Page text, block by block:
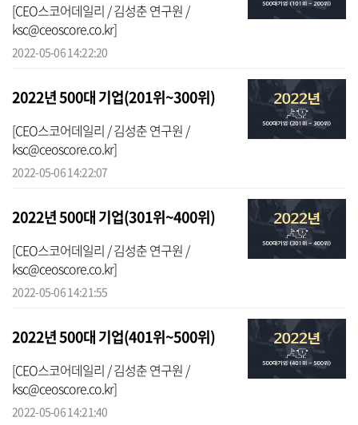
[CEO스코어데일리 / 김성춘 연구원 /
ksc@ceoscore.co.kr]
2022-05-06 14:22:20
2022년 500대 기업(201위~300위)
[CEO스코어데일리 / 김성춘 연구원 /
ksc@ceoscore.co.kr]
2022-05-06 14:22:07
2022년 500대 기업(301위~400위)
[CEO스코어데일리 / 김성춘 연구원 /
ksc@ceoscore.co.kr]
2022-05-06 14:21:55
2022년 500대 기업(401위~500위)
[CEO스코어데일리 / 김성춘 연구원 /
ksc@ceoscore.co.kr]
2022-05-06 14:21:40